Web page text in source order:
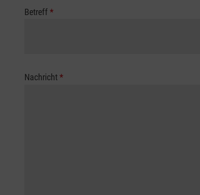
Betreff*
Nachricht*